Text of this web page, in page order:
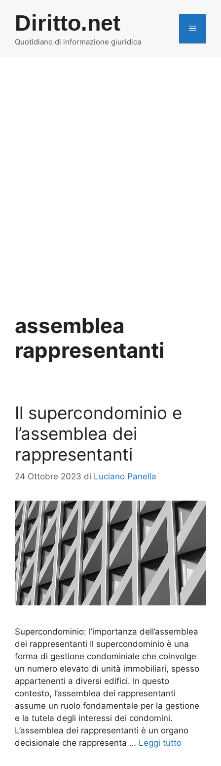
contenuto
Diritto.net
Quotidiano di informazione giuridica
MENU
assemblea
rappresentanti
Il supercondominio e
l’assemblea dei
rappresentanti
24 Ottobre 2023 di Luciano Panella
Supercondominio: l’importanza dell’assemblea
dei rappresentanti Il supercondominio è una
forma di gestione condominiale che coinvolge
un numero elevato di unità immobiliari, spesso
appartenenti a diversi edifici. In questo
contesto, l’assemblea dei rappresentanti
assume un ruolo fondamentale per la gestione
e la tutela degli interessi dei condomini.
L’assemblea dei rappresentanti è un organo
decisionale che rappresenta … Leggi tutto